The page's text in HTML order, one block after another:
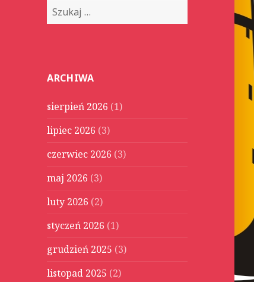
S
z
j
ARCHIWA
sierpień 2026 (1)
lipiec 2026 (3)
czerwiec 2026 (3)
maj 2026 (3)
luty 2026 (2)
styczeń 2026 (1)
grudzień 2025 (3)
listopad 2025 (2)